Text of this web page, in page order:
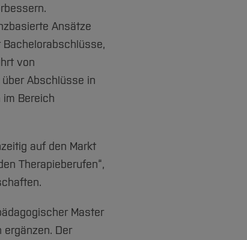
Ansätze
von
Abschlüsse in
Bereich
auf den Markt
Therapieberufen“,
Master
Der